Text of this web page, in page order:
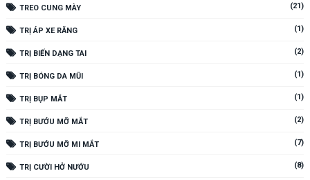
TREO CUNG MÀY (21)
TRỊ ÁP XE RĂNG (1)
TRỊ BIẾN DẠNG TAI (2)
TRỊ BÓNG DA MŨI (1)
TRỊ BỤP MẮT (1)
TRỊ BƯỚU MỠ MẮT (2)
TRỊ BƯỚU MỠ MI MẮT (7)
TRỊ CƯỜI HỞ NƯỚU (8)